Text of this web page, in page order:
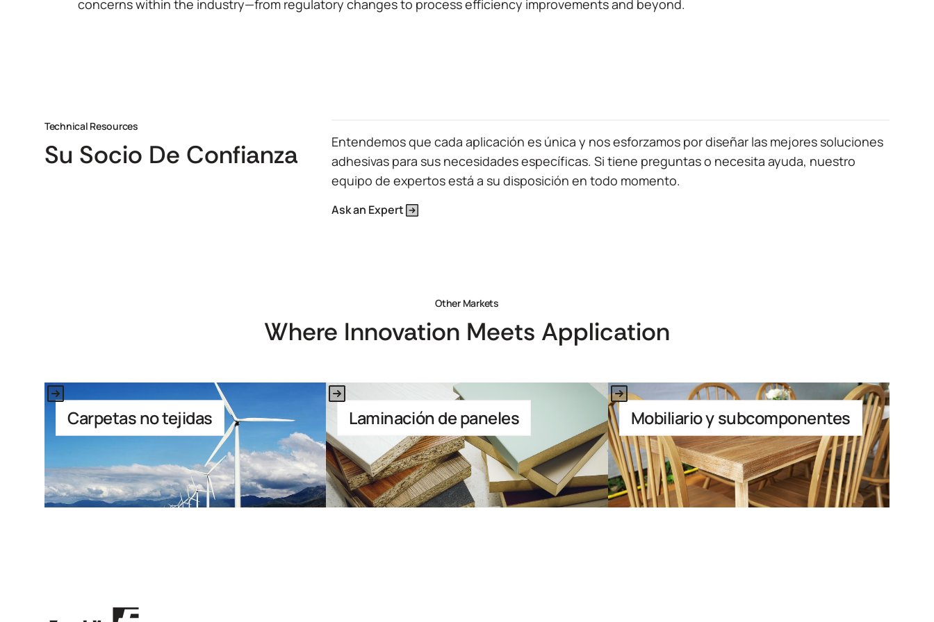
concerns within the industry—from regulatory changes to process efficiency improvements and beyond.
Technical Resources
Su Socio De Confianza
Entendemos que cada aplicación es única y nos esforzamos por diseñar las mejores soluciones
adhesivas para sus necesidades específicas. Si tiene preguntas o necesita ayuda, nuestro
equipo de expertos está a su disposición en todo momento.
Ask an Expert
Other Markets
Where Innovation Meets Application
Carpetas no tejidas
This is some text inside of a div block.
Laminación de paneles
This is some text inside of a div block.
Mobiliario y subcomponentes
This is some text inside of a div block.